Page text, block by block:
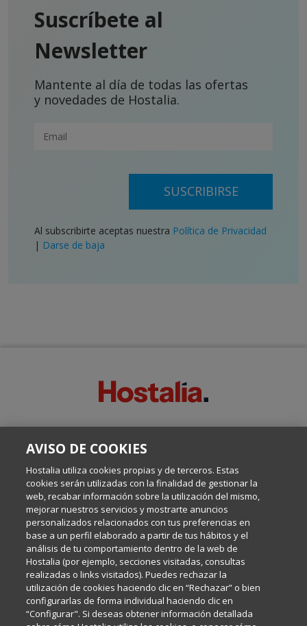
Suscríbete al
Newsletter
Mantente al día de todas las ofertas
y novedades de Hostalia.
SUSCRIBIRSE
Al subscribirte aceptas nuestra Política de Privacidad
| Darse de baja
Escrito por el equipo de Comunicación de Hostalia, dirigido por
Internet y Tecnología.
Política de privacidad
Política de cookies
Aviso legal
AVISO DE COOKIES
Hostalia utiliza cookies propias y de terceros. Estas
cookies serán utilizadas con la finalidad de gestionar la
web, recabar información sobre la utilización del mismo,
mejorar nuestros servicios y mostrarte anuncios
personalizados relacionados con tus preferencias en
base a un perfil elaborado a partir de tus hábitos y el
análisis de tu comportamiento dentro de la web de
Hostalia (por ejemplo, secciones visitadas, consultas
realizadas o links visitados). Puedes rechazar la
utilización de cookies haciendo clic en “Rechazar” o bien
configurarlas de forma individual haciendo clic en
“Configurar". Si deseas obtener información detallada